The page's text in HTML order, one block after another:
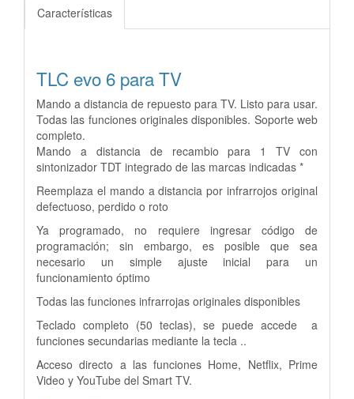
Características
TLC evo 6 para TV
Mando a distancia de repuesto para TV. Listo para usar.
Todas las funciones originales disponibles. Soporte web
completo.
Mando a distancia de recambio para 1 TV con
sintonizador TDT integrado de las marcas indicadas *
Reemplaza el mando a distancia por infrarrojos original
defectuoso, perdido o roto
Ya programado, no requiere ingresar código de
programación; sin embargo, es posible que sea
necesario un simple ajuste inicial para un
funcionamiento óptimo
Todas las funciones infrarrojas originales disponibles
Teclado completo (50 teclas), se puede accede
a
funciones secundarias mediante la tecla ..
Acceso directo a las funciones Home, Netflix, Prime
Video y YouTube del Smart TV.